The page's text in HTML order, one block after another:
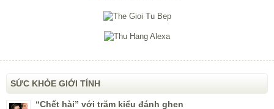
SỨC KHỎE GIỚI TÍNH
“Chết hài” với trăm kiểu đánh ghen